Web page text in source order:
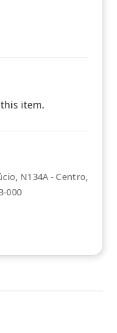
item.
N134A - Centro,
000